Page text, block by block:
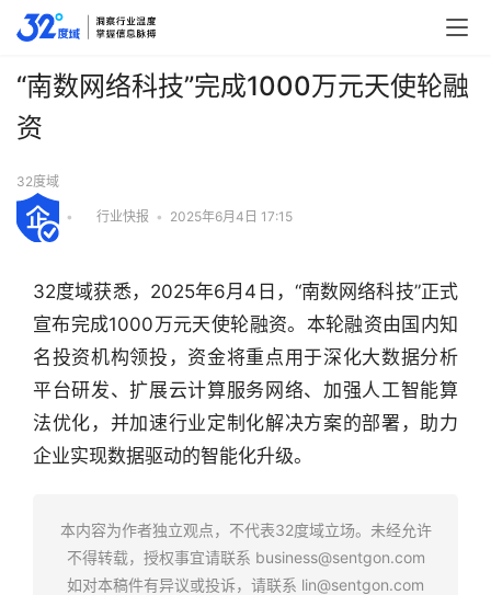
行
业
“南数网络科技”完成1000万元天使轮融
资
32度域
• 行业快报 • 2025年6月4日 17:15
32度域获悉，2025年6月4日，“南数网络科技”正式
宣布完成1000万元天使轮融资。本轮融资由国内知
名投资机构领投，资金将重点用于深化大数据分析
平台研发、扩展云计算服务网络、加强人工智能算
法优化，并加速行业定制化解决方案的部署，助力
企业实现数据驱动的智能化升级。
本内容为作者独立观点，不代表32度域立场。未经允许
不得转载，授权事宜请联系 business@sentgon.com
如对本稿件有异议或投诉，请联系 lin@sentgon.com